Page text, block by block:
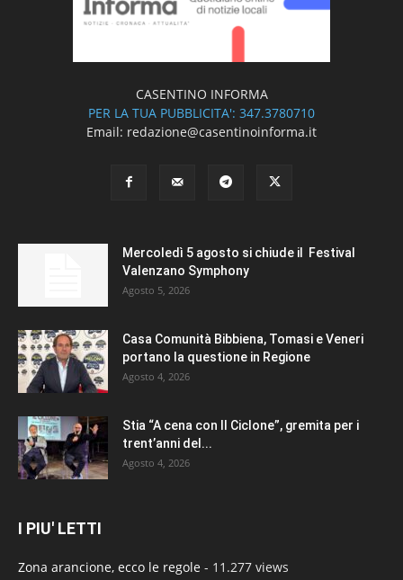
CASENTINO INFORMA
PER LA TUA PUBBLICITA': 347.3780710
Email: redazione@casentinoinforma.it
Mercoledì 5 agosto si chiude il Festival
Valenzano Symphony
Agosto 5, 2026
Casa Comunità Bibbiena, Tomasi e Veneri
portano la questione in Regione
Agosto 4, 2026
Stia “A cena con Il Ciclone”, gremita per i
trent’anni del...
Agosto 4, 2026
I PIU' LETTI
Zona arancione, ecco le regole - 11.277 views